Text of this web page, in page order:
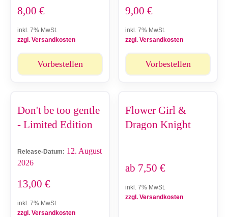
8,00 €
inkl. 7% MwSt.
zzgl. Versandkosten
Vorbestellen
9,00 €
inkl. 7% MwSt.
zzgl. Versandkosten
Vorbestellen
Don't be too gentle
- Limited Edition
Release-Datum: 12. August
2026
13,00 €
inkl. 7% MwSt.
zzgl. Versandkosten
Flower Girl &
Dragon Knight
ab 7,50 €
inkl. 7% MwSt.
zzgl. Versandkosten